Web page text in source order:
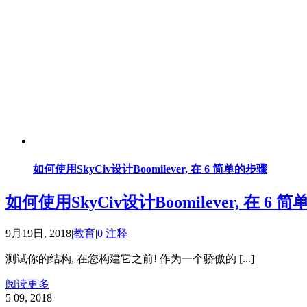
如何使用SkyCiv设计Boomilever, 在 6 简单的步骤
如何使用SkyCiv设计Boomilever, 在 6 简
9月19日, 2018|教育|0 注释
测试你的结构, 在您构建它之前! 作为一个骄傲的 [...]
阅读更多
5 09, 2018